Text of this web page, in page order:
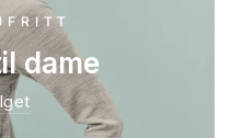
dame